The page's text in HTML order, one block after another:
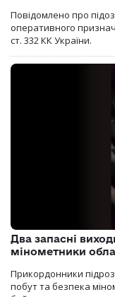
Повідомлено про
оперативного
ст. 332 КК України.
Два запасні
мінометники
Прикордонники
побут та безпека